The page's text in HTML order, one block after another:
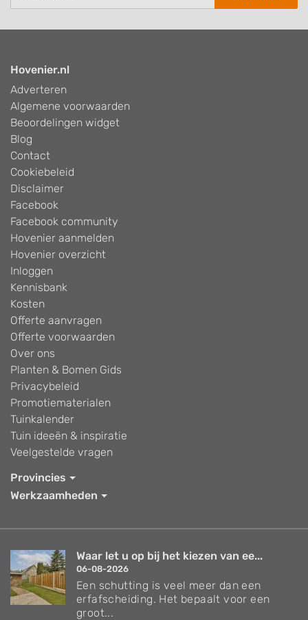
Hovenier.nl
Adverteren
Algemene voorwaarden
Beoordelingen widget
Blog
Contact
Cookiebeleid
Disclaimer
Facebook
Facebook community
Hovenier aanmelden
Hovenier overzicht
Inloggen
Kennisbank
Kosten
Offerte aanvragen
Offerte voorwaarden
Over ons
Planten & Bomen Gids
Privacybeleid
Promotiematerialen
Tuinkalender
Tuin ideeën & inspiratie
Veelgestelde vragen
Provincies
Werkzaamheden
Waar let u op bij het kiezen van ee...
06-08-2026
Een schutting is veel meer dan een
erfafscheiding. Het bepaalt voor een
groot...